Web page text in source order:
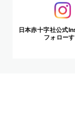
日本赤十字社公式
フォロー